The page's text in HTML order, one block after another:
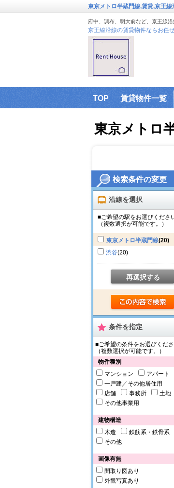
検索条件の変更
沿線を選択
■ご希望の駅をお選びくださ
（複数選択が可能です。）
東京メトロ半蔵門線(20)
渋谷(20)
再選択する
条件を指定
■ご希望の条件をお選びくださ
（複数選択が可能です。）
物件種別
マンション
アパート
一戸建／その他居住用
店舗
事務所
土地
その他事業用
建物構造
木造
鉄筋系・鉄骨系
その他
画像有無
間取り図あり
外観写真あり
東京メトロ半蔵門線,賃貸,京王
府中、調布、明大前など、京王線
京王線沿線の賃貸物件ならお任
TOP 賃貸物件一覧
東京メトロ